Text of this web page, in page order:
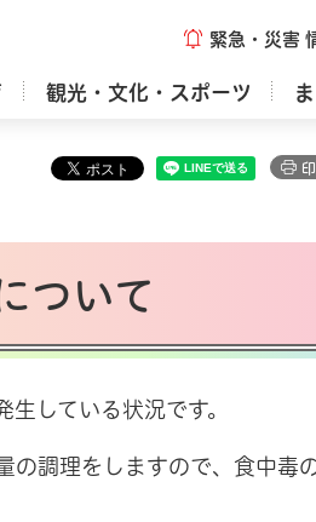
緊急・災害
観光・文化・スポーツ
ついて
している状況です。
の調理をしますので、食中毒